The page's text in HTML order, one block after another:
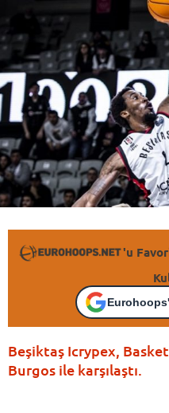
'u
Beşiktaş Icrypex,
Burgos ile karşılaştı.